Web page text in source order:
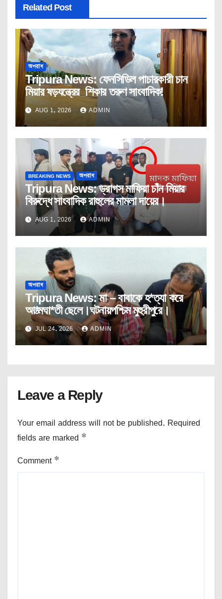
Related Post
অপরাধ
Tripura News: ফেনসিডিল পাচারকারী চান
মিয়ার ষড়যন্ত্রের শিকার তরুণ সাংবাদিক!
AUG 1, 2026 ADMIN
BREAKING NEWS অপরাধ
Tripura News: ড্রাগস মাফিয়া চাঁন মিয়ার
বিরুদ্ধে সাংবাদিক রাহুলের মামলা দায়ের।
AUG 1, 2026 ADMIN
অপরাধ
Tripura News: মা – বাবাকে হ*ত্যা করে
আ*ত্মঘা*তী ছেলে।ঘটনায়পশ্চিম মুহুরীপুরে।
JUL 24, 2026 ADMIN
Leave a Reply
Your email address will not be published. Required
fields are marked *
Comment *